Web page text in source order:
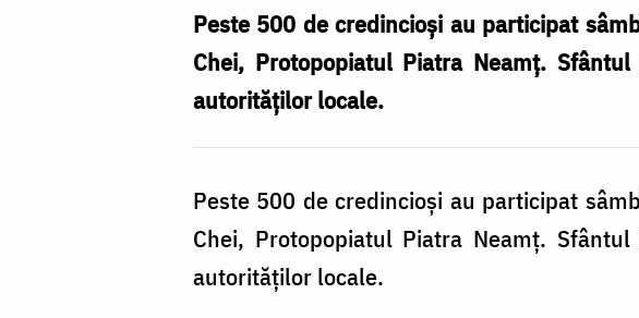
Peste 500 de credincioși au participat
Chei, Protopopiatul Piatra Neamț.
autorităților locale.
Peste 500 de credincioși au participat
Chei, Protopopiatul Piatra Neamț.
autorităților locale.